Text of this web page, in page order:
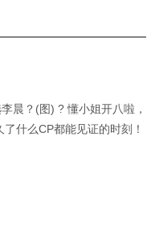
晨？(图) ? 懂小姐开八啦，
什么CP都能见证的时刻！